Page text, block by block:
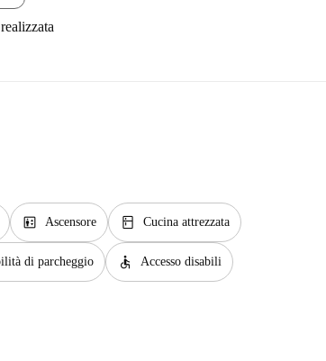
elevator Ascensore kitchen Cucina attrezzata
di parcheggio accessible Accesso disabili